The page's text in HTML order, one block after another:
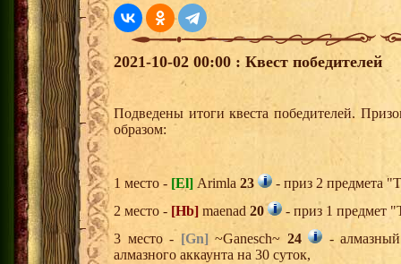
2021-10-02 00:00 : Квест победителей
Подведены итоги квеста победителей.
образом:
1 место - [El] Arimla 23
- приз 2 предмета
2 место - [Hb] maenad 20
- приз 1 предмет
3 место - [Gn] ~Ganesch~ 24
-
алмазного аккаунта на 30 суток,